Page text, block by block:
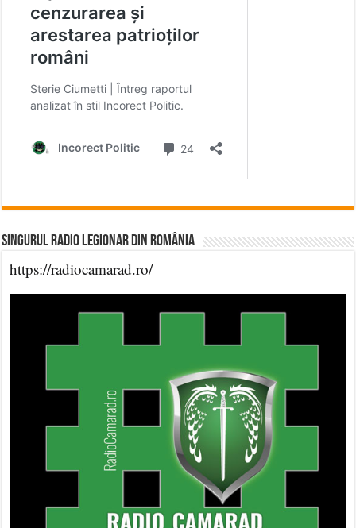
Singurul Radio Legionar din România
https://radiocamarad.ro/